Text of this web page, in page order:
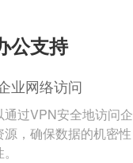
公支持
业网络访问
通过VPN安全地访问企
源，确保数据的机密性